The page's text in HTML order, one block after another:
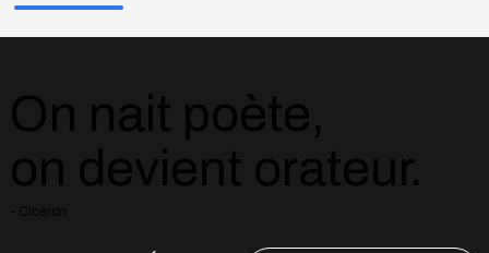
On nait poète,
on devient orateur.
- Cicéron